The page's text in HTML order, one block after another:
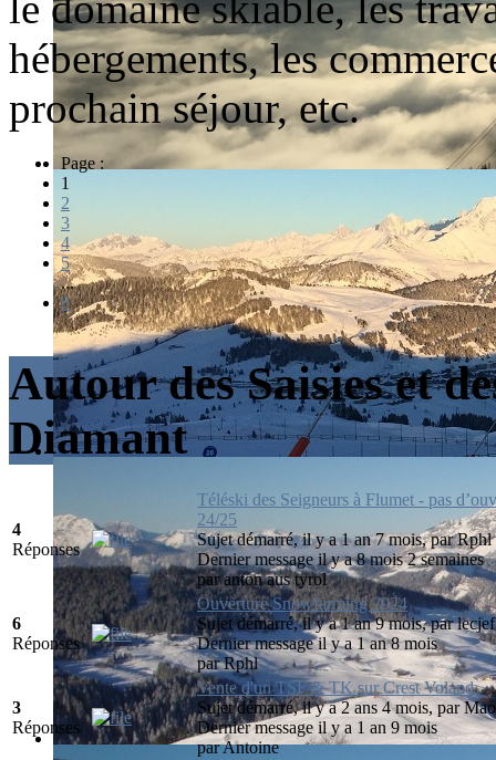
hébergements, les
prochain séjour, etc.
Page :
1
2
3
4
5
...
8
Autour des Saisies et
Diamant
4
Réponses
Téléski des Seigneurs à Flumet - pas
24/25
Sujet démarré, il y a 1 an 7 mois, parRphl
Dernier message il y a 8 mois 2 semaines
paranton aus tyrol
6
Réponses
Ouverture Snowfarming 2024
Sujet démarré, il y a 1 an 9 mois, parlecjef
Dernier message il y a 1 an 8 mois
parRphl
3
Réponses
Vente d'un TSF & TK sur Crest Voland
Sujet démarré, il y a 2 ans 4 mois, par
Dernier message il y a 1 an 9 mois
parAntoine